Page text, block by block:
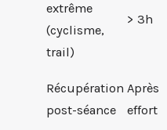
extrême
(cyclisme,
trail)
> 3h
Récupération
post-séance
Après
effort